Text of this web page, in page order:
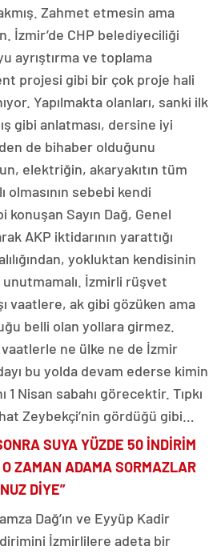
Zahmet etmesin ama
İzmir’de CHP belediyeciliği
ayrıştırma ve toplama
projesi gibi bir çok proje hali
Yapılmakta olanları, sanki ilk
gibi anlatması, dersine iyi
de bihaber olduğunu
elektriğin, akaryakıtın tüm
olmasının sebebi kendi
konuşan Sayın Dağ, Genel
AKP iktidarının yarattığı
yokluktan kendisinin
İzmirli rüşvet
vaatlere, ak gibi gözüken ama
belli olan yollara girmez.
ne ülke ne de İzmir
bu yolda devam ederse kimin
1 Nisan sabahı görecektir. Tıpkı
Zeybekçi’nin gördüğü gibi…
SUYA YÜZDE 50 İNDİRİM
ZAMAN ADAMA SORMAZLAR
DİYE”
Dağ’ın ve Eyyüp Kadir
İzmirlilere adeta bir